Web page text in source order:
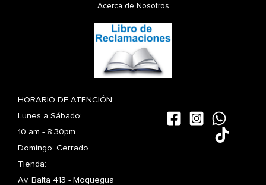
Acerca de Nosotros
HORARIO DE ATENCIÓN:
Lunes a Sábado:
10 am - 8:30pm
Domingo: Cerrado
Tienda:
Av. Balta 413 - Moquegua